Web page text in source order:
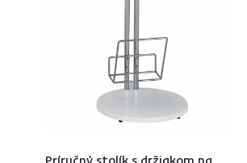
Príručný stolík s držiakom na